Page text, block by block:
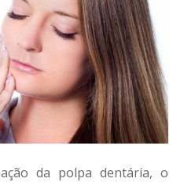
da polpa dentária, o